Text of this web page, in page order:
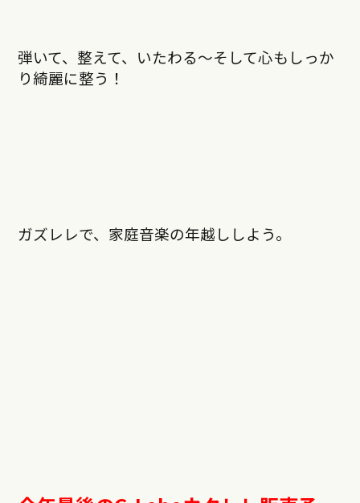
弾いて、整えて、いたわる〜そして心もしっか
り綺麗に整う！
ガズレレで、家庭音楽の年越ししよう。